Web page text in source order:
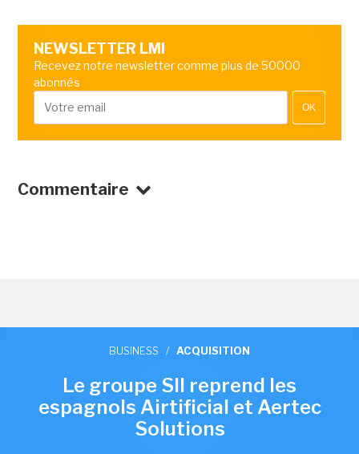
NEWSLETTER LMI
Recevez notre newsletter comme plus de 50000
abonnés
OK
Commentaire
BUSINESS / ACQUISITION
Le groupe SII reprend les
espagnols Airtificial et Aertec
Solutions